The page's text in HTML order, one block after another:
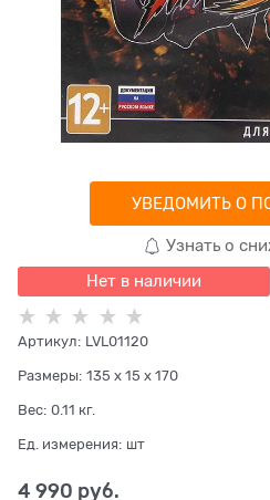
УВЕДОМИТЬ О
Узнать о
Нет в наличии
Артикул: LVL01120
Размеры: 135 x 15 x 170
Вес: 0.11 кг.
Ед. измерения: шт
4 990 руб.